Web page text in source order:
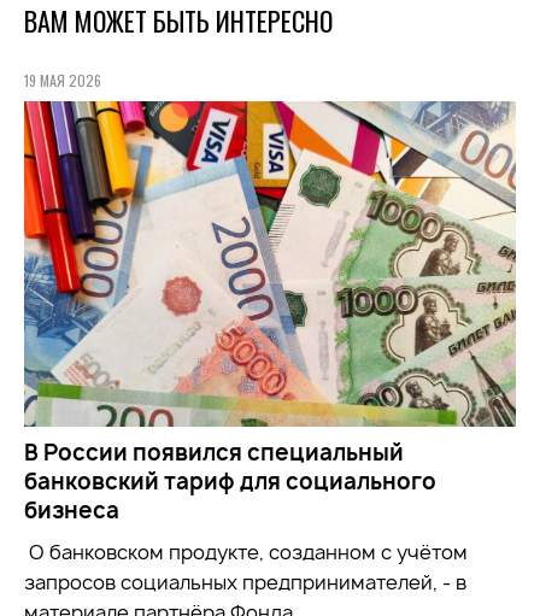
ВАМ МОЖЕТ БЫТЬ ИНТЕРЕСНО
19 МАЯ 2026
В России появился специальный
банковский тариф для социального
бизнеса
О банковском продукте, созданном с учётом
запросов социальных предпринимателей, - в